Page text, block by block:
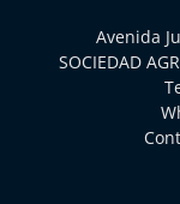
Avenida
SOCIEDAD